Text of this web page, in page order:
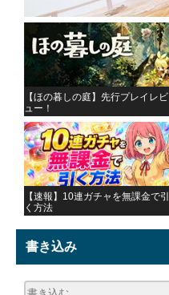
【ほの暮しの庭】先行プレイレビ
ュー！
【速報】10連ガチャを無課金で引
く方法
書き込み